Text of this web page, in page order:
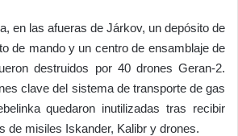
en las afueras de Járkov, un depósito de
de mando y un centro de ensamblaje de
destruidos por 40 drones Geran-2.
clave del sistema de transporte de gas
quedaron inutilizadas tras recibir
de misiles Iskander, Kalibr y drones.